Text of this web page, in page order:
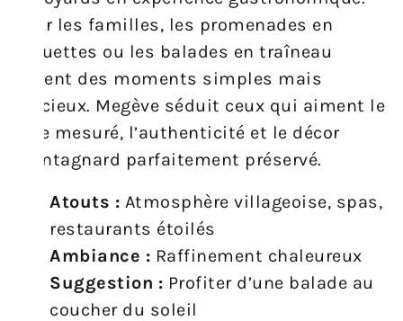
Pour les familles, les promenades en
raquettes ou les balades en traîneau
offrent des moments simples mais
précieux. Megève séduit ceux qui aiment le
luxe mesuré, l’authenticité et le décor
montagnard parfaitement préservé.
Atouts : Atmosphère villageoise, spas,
restaurants étoilés
Ambiance : Raffinement chaleureux
Suggestion : Profiter d’une balade au
coucher du soleil